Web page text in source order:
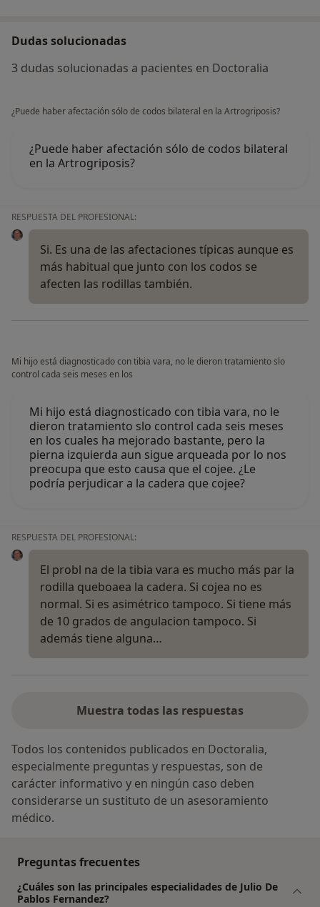
Dudas solucionadas
3 dudas solucionadas a pacientes en Doctoralia
¿Puede haber afectación sólo de codos bilateral en la Artrogriposis?
¿Puede haber afectación sólo de codos bilateral
en la Artrogriposis?
RESPUESTA DEL PROFESIONAL:
Si. Es una de las afectaciones típicas aunque es
más habitual que junto con los codos se
afecten las rodillas también.
Mi hijo está diagnosticado con tibia vara, no le dieron tratamiento slo
control cada seis meses en los
Mi hijo está diagnosticado con tibia vara, no le
dieron tratamiento slo control cada seis meses
en los cuales ha mejorado bastante, pero la
pierna izquierda aun sigue arqueada por lo nos
preocupa que esto causa que el cojee. ¿Le
podría perjudicar a la cadera que cojee?
RESPUESTA DEL PROFESIONAL:
El probl na de la tibia vara es mucho más par la
rodilla queboaea la cadera. Si cojea no es
normal. Si es asimétrico tampoco. Si tiene más
de 10 grados de angulacion tampoco. Si
además tiene alguna…
Muestra todas las respuestas
Todos los contenidos publicados en Doctoralia,
especialmente preguntas y respuestas, son de
carácter informativo y en ningún caso deben
considerarse un sustituto de un asesoramiento
médico.
Preguntas frecuentes
¿Cuáles son las principales especialidades de Julio De
Pablos Fernandez?